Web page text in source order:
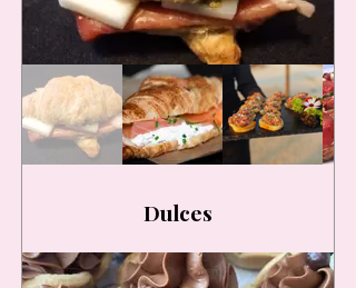
Dulces